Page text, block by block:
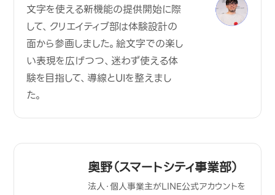
文字を使える新機能の提供開始に際
して、クリエイティブ部は体験設計の
面から参画しました。絵文字での楽し
い表現を広げつつ、迷わず使える体
験を目指して、導線とUIを整えまし
た。
奥野（スマートシティ事業部）
法人・個人事業主がLINE公式アカウントを